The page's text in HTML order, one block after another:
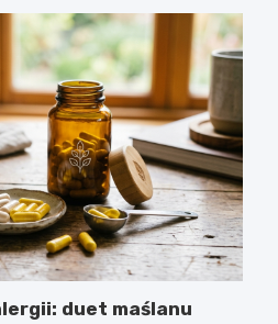
duet maślanu